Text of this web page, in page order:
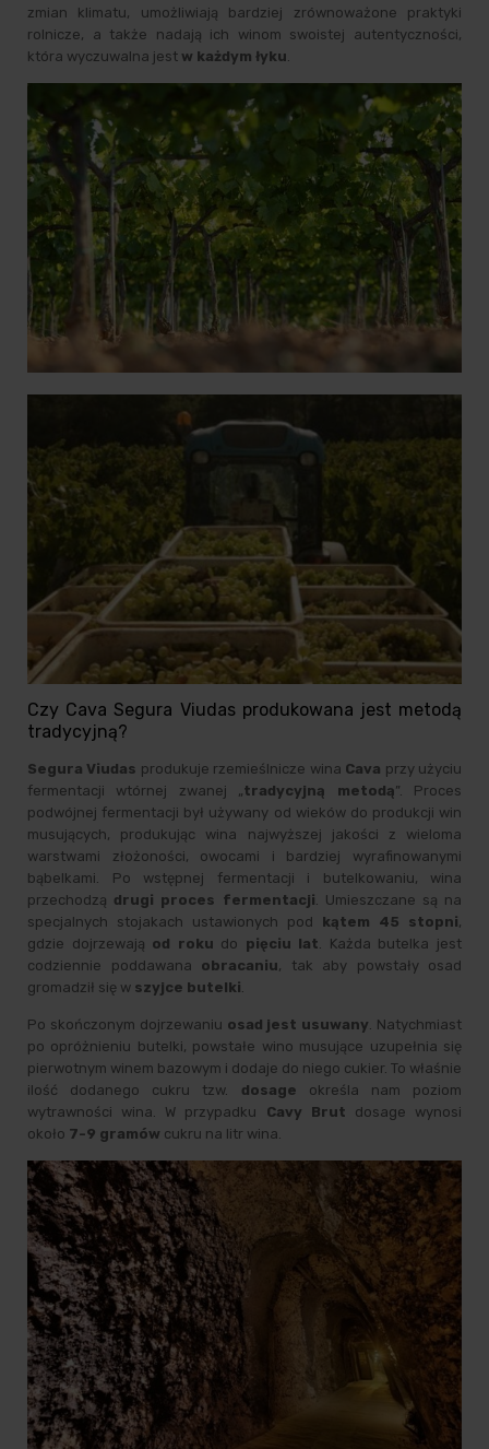
zmian klimatu, umożliwiają bardziej zrównoważone praktyki
rolnicze, a także nadają ich winom swoistej autentyczności,
która wyczuwalna jest w każdym łyku
Czy Cava Segura Viudas produkowana jest metodą
tradycyjną?
Segura Viudas produkuje rzemieślnicze wina Cava przy użyciu
fermentacji wtórnej zwanej „tradycyjną metodą”. Proces
podwójnej fermentacji był używany od wieków do produkcji win
musujących, produkując wina najwyższej jakości z wieloma
warstwami złożoności, owocami i bardziej wyrafinowanymi
bąbelkami. Po wstępnej fermentacji i butelkowaniu, wina
przechodzą drugi proces fermentacji. Umieszczane są na
specjalnych stojakach ustawionych pod kątem 45 stopni,
gdzie dojrzewają od roku do pięciu lat. Każda butelka jest
codziennie poddawana obracaniu, tak aby powstały osad
gromadził się w szyjce butelki.
Po skończonym dojrzewaniu osad jest usuwany. Natychmiast
po opróżnieniu butelki, powstałe wino musujące uzupełnia się
pierwotnym winem bazowym i dodaje do niego cukier. To właśnie
ilość dodanego cukru tzw. dosage określa nam poziom
wytrawności wina. W przypadku Cavy Brut dosage wynosi
około 7-9 gramów cukru na litr wina.